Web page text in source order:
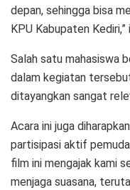
depan, sehingga bisa
KPU Kabupaten Kediri,”
Salah satu mahasiswa
dalam kegiatan
ditayangkan sangat
Acara ini juga
partisipasi aktif
film ini mengajak kami
menjaga suasana,